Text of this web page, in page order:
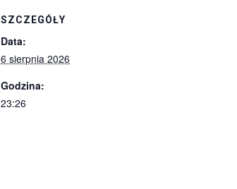
SZCZEGÓŁY
Data:
6 sierpnia 2026
Godzina:
23:26